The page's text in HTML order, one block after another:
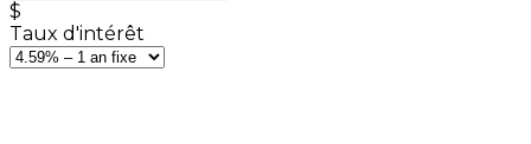
$
Taux d'intérêt